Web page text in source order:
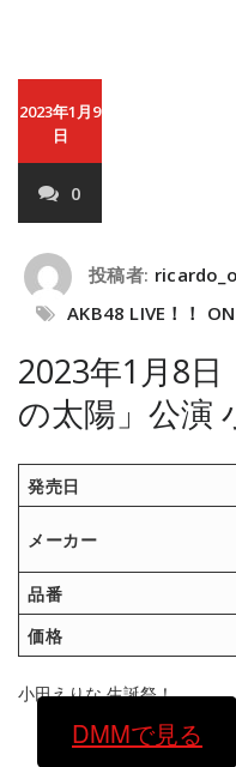
2023年1月9
日
0
投稿者:
AKB48 LIVE！！
2023年1月8日
の太陽」公演
発売日
メーカー
品番
価格
小田えりな 生誕祭！
DMMで見る